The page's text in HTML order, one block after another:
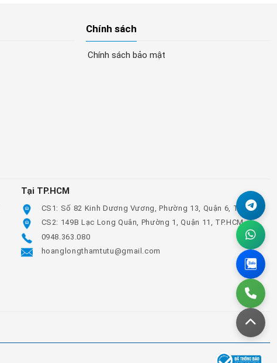
Chính sách
Chính sách bảo mật
Tại TP.HCM
CS1: Số 82 Kinh Dương Vương, Phường 13, Quận 6, TP.HCM
CS2: 149B Lạc Long Quân, Phường 1, Quận 11, TP.HCM
0948.363.080
hoanglongthamtutu@gmail.com